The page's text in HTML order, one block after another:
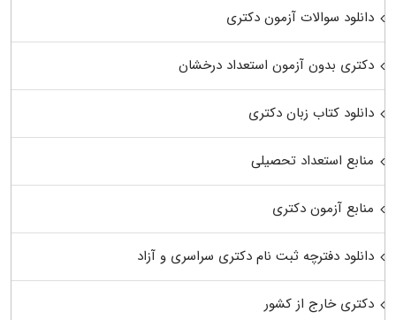
دانلود سوالات آزمون دکتری
دکتری بدون آزمون استعداد درخشان
دانلود کتاب زبان دکتری
منابع استعداد تحصیلی
منابع آزمون دکتری
دانلود دفترچه ثبت نام دکتری سراسری و آزاد
دکتری خارج از کشور